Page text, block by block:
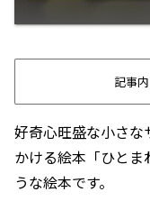
記事
好奇心旺盛な小さ
かける絵本「ひと
うな絵本です。